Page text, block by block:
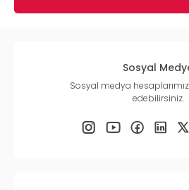
Sosyal
Sosyal medya
edebilirsiniz.